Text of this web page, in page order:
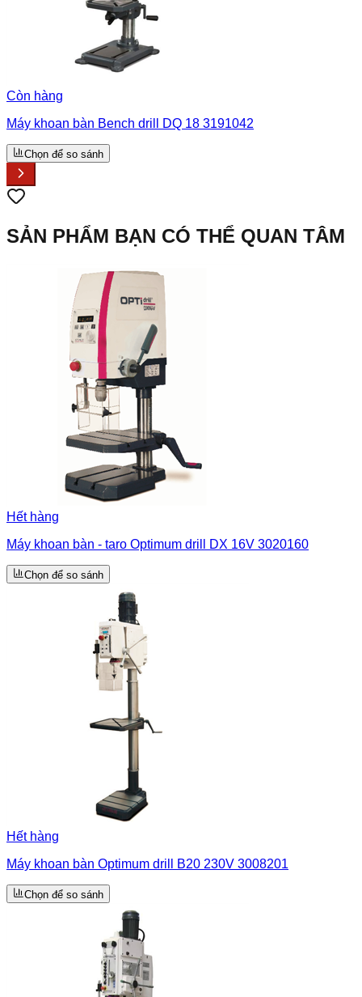
Còn hàng
Máy khoan bàn Bench drill DQ 18 3191042
Chọn để so sánh
SẢN PHẨM BẠN CÓ THỂ QUAN TÂM
Hết hàng
Máy khoan bàn - taro Optimum drill DX 16V 3020160
Chọn để so sánh
Hết hàng
Máy khoan bàn Optimum drill B20 230V 3008201
Chọn để so sánh